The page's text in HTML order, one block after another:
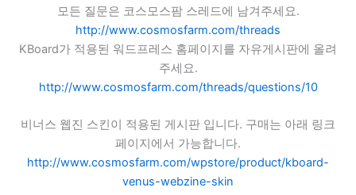
모든 질문은 코스모스팜 스레드에 남겨주세요.
http://www.cosmosfarm.com/threads
KBoard가 적용된 워드프레스 홈페이지를 자유게시판에 올려
주세요.
http://www.cosmosfarm.com/threads/questions/10
비너스 웹진 스킨이 적용된 게시판 입니다. 구매는 아래 링크
페이지에서 가능합니다.
http://www.cosmosfarm.com/wpstore/product/kboard-
venus-webzine-skin